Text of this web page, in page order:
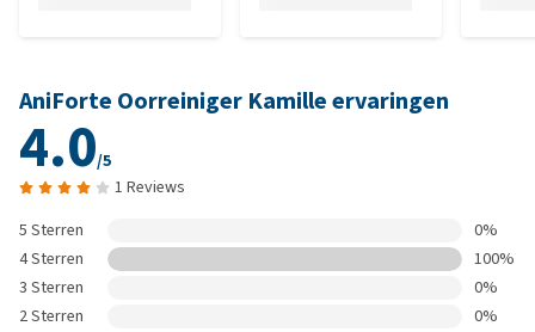
AniForte Oorreiniger Kamille ervaringen
4.0/5
1 Reviews
5 Sterren
0%
4 Sterren
100%
3 Sterren
0%
2 Sterren
0%